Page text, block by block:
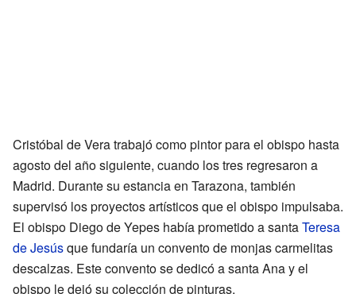
Cristóbal de Vera trabajó como pintor para el obispo hasta
agosto del año siguiente, cuando los tres regresaron a
Madrid. Durante su estancia en Tarazona, también
supervisó los proyectos artísticos que el obispo impulsaba.
El obispo Diego de Yepes había prometido a santaTeresa
de Jesúsque fundaría un convento de monjas carmelitas
descalzas. Este convento se dedicó a santa Ana y el
obispo le dejó su colección de pinturas.